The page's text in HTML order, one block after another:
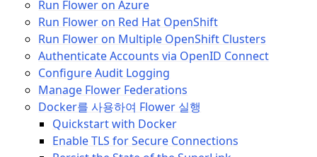
Run Flower on Azure
Run Flower on Red Hat OpenShift
Run Flower on Multiple OpenShift Clusters
Authenticate Accounts via OpenID Connect
Configure Audit Logging
Manage Flower Federations
Docker를 사용하여 Flower 실행
Quickstart with Docker
Enable TLS for Secure Connections